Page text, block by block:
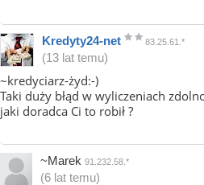
Kredyty24-net 83.25.61.*
(13 lat temu)
~kredyciarz-żyd:-)
Taki duży błąd w wyliczeniach
jaki doradca Ci to robił ?
~Marek 91.232.58.*
(6 lat temu)